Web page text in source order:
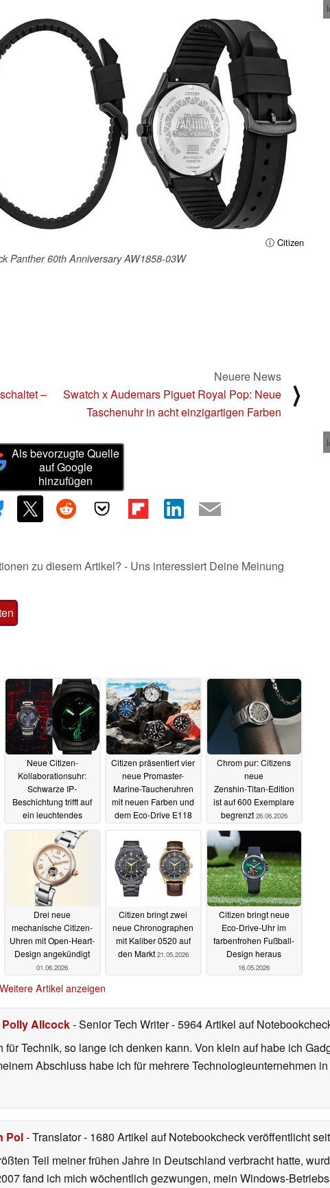
ⓘ Citizen
Panther 60th Anniversary AW1858-03W
–
Neuere News
Swatch x Audemars Piguet Royal Pop: Neue
Taschenuhr in acht einzigartigen Farben
⟩
Als bevorzugte Quelle
auf Google
hinzufügen
zu diesem Artikel? - Uns interessiert Deine Meinung
Neue Citizen-
Kollaborationsuhr:
Schwarze IP-
Beschichtung trifft auf
ein leuchtendes
Zifferblatt01.07.2026
Citizen präsentiert vier
neue Promaster-
Marine-Taucheruhren
mit neuen Farben und
dem Eco-Drive E118
Chrom pur: Citizens
neue
Zenshin‑Titan‑Edition
ist auf 600 Exemplare
begrenzt 26.06.2026
Drei neue
mechanische Citizen-
Uhren mit Open-Heart-
Design angekündigt
01.06.2026
Citizen bringt zwei
neue Chronographen
mit Kaliber 0520 auf
den Markt 21.05.2026
Citizen bringt neue
Eco-Drive-Uhr im
farbenfrohen Fußball-
Design heraus
16.05.2026
Weitere Artikel anzeigen
Polly Allcock- Senior Tech Writer- 5964 Artikel auf
für Technik, so lange ich denken kann. Von klein auf habe ich
Abschluss habe ich für mehrere Technologieunternehmen
Pol- Translator- 1680 Artikel auf Notebookcheck veröffentlicht
Teil meiner frühen Jahre in Deutschland verbracht hatte,
fand ich mich wöchentlich gezwungen, mein Windows-